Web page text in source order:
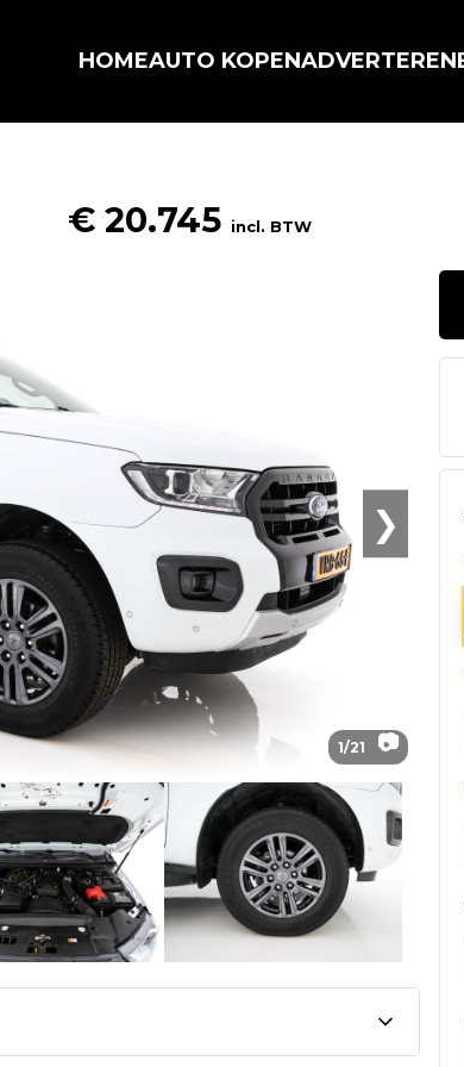
HOMEAUTO KOPENADVERTEREN
€ 20.745 incl. BTW
❯
1/21 📷